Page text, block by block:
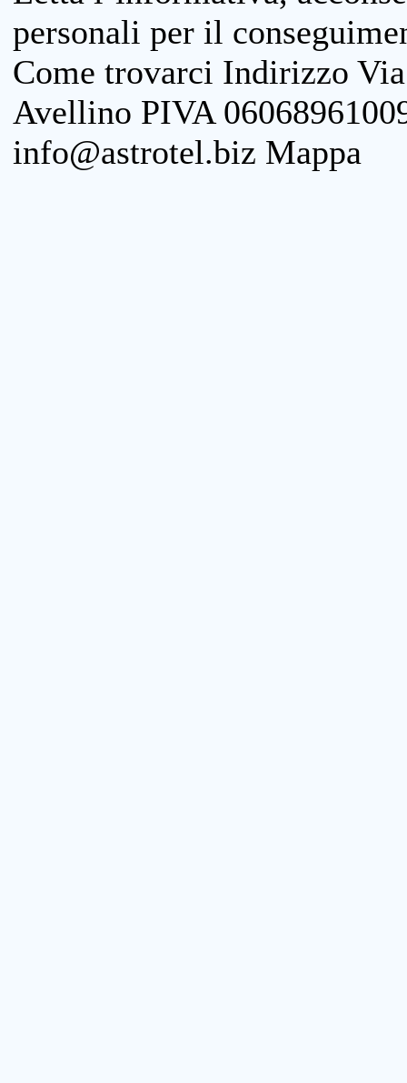
personali per il
Come trovarci Indirizzo
Avellino PIVA
info@astrotel.biz Mappa